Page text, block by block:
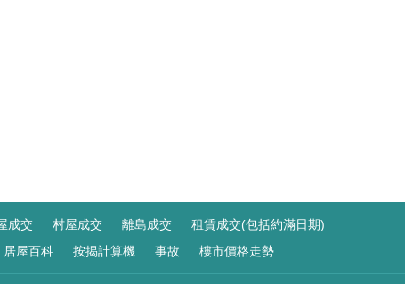
成交 村屋成交 離島成交
租賃成交(包括約滿日期)
居屋百科 按揭計算機 事故 樓市價格走勢